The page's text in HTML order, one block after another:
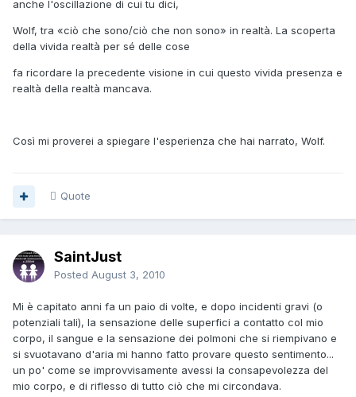
anche l'oscillazione di cui tu dici,
Wolf, tra «ciò che sono/ciò che non sono» in realtà. La scoperta
della vivida realtà per sé delle cose
fa ricordare la precedente visione in cui questo vivida presenza e
realtà della realtà mancava.
Così mi proverei a spiegare l'esperienza che hai narrato, Wolf.
Quote
SaintJust
Posted August 3, 2010
Mi è capitato anni fa un paio di volte, e dopo incidenti gravi (o
potenziali tali), la sensazione delle superfici a contatto col mio
corpo, il sangue e la sensazione dei polmoni che si riempivano e
si svuotavano d'aria mi hanno fatto provare questo sentimento...
un po' come se improvvisamente avessi la consapevolezza del
mio corpo, e di riflesso di tutto ciò che mi circondava.